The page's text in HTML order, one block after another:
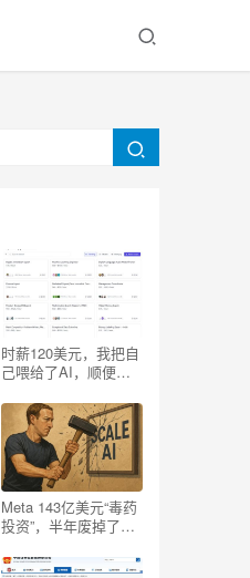
时薪120美元，我把自
己喂给了AI，顺便砸
Meta 143亿美元“毒药
投资”，半年废掉了一